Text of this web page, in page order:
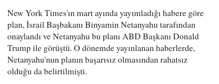
New York Times'ın mart ayında yayımladığı habere göre
plan, İsrail Başbakanı Binyamin Netanyahu tarafından
onaylandı ve Netanyahu bu planı ABD Başkanı Donald
Trump ile görüştü. O dönemde yayınlanan haberlerde,
Netanyahu'nun planın başarısız olmasından rahatsız
olduğu da belirtilmişti.